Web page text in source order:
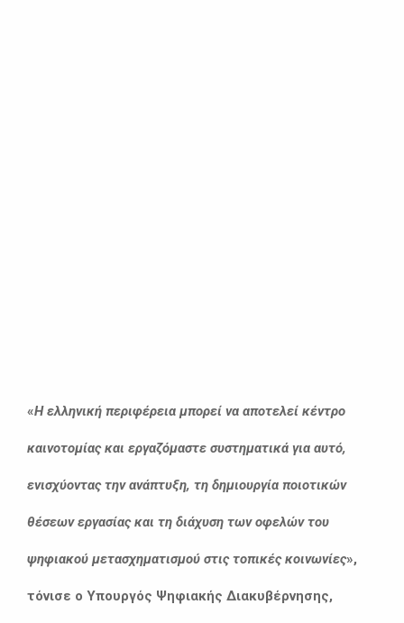
«Η ελληνική περιφέρεια μπορεί να αποτελεί κέντρο
καινοτομίας και εργαζόμαστε συστηματικά για αυτό,
ενισχύοντας την ανάπτυξη, τη δημιουργία ποιοτικών
θέσεων εργασίας και τη διάχυση των οφελών του
ψηφιακού μετασχηματισμού στις τοπικές κοινωνίες»,
τόνισε ο Υπουργός Ψηφιακής Διακυβέρνησης,